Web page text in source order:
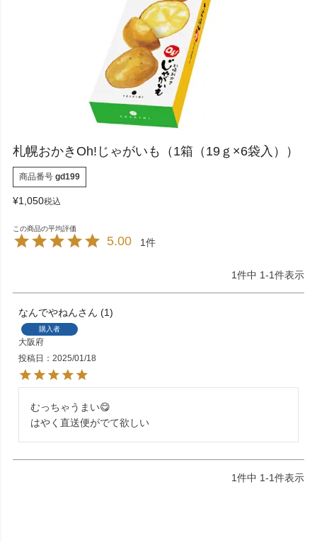
札幌おかきOh!じゃがいも（1箱（19ｇ×6袋入））
商品番号 gd199
¥1,050税込
5.00 1
1件中 1-1件表示
なんでやねん 1
購入者
大阪府
投稿日
2025/01/18
むっちゃうまい😋
はやく直送便がでて欲しい
1件中 1-1件表示